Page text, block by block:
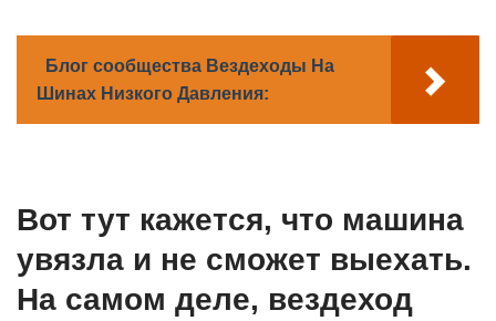
Блог сообщества Вездеходы На
Шинах Низкого Давления:
Вот тут кажется, что машина
увязла и не сможет выехать.
На самом деле, вездеход